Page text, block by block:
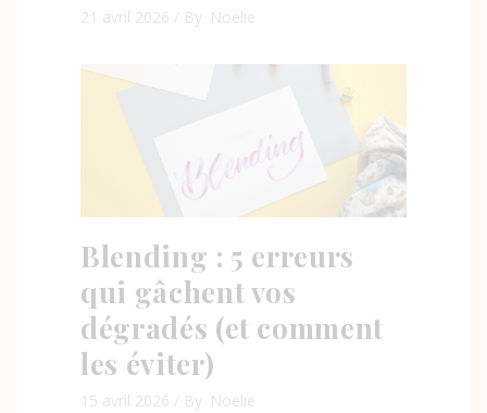
21 avril 2026 By Noelie
Blending : 5 erreurs
qui gâchent vos
dégradés (et comment
les éviter)
15 avril 2026 By Noelie